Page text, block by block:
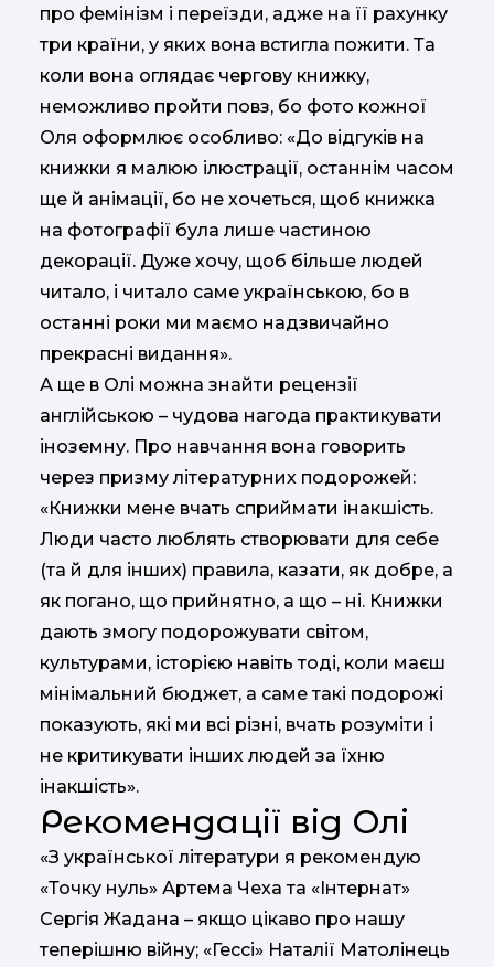
про фемінізм і переїзди, адже на її рахунку
три країни, у яких вона встигла пожити. Та
коли вона оглядає чергову книжку,
неможливо пройти повз, бо фото кожної
Оля оформлює особливо: «До відгуків на
книжки я малюю ілюстрації, останнім часом
ще й анімації, бо не хочеться, щоб книжка
на фотографії була лише частиною
декорації. Дуже хочу, щоб більше людей
читало, і читало саме українською, бо в
останні роки ми маємо надзвичайно
прекрасні видання».
А ще в Олі можна знайти рецензії
англійською – чудова нагода практикувати
іноземну. Про навчання вона говорить
через призму літературних подорожей:
«Книжки мене вчать сприймати інакшість.
Люди часто люблять створювати для себе
(та й для інших) правила, казати, як добре, а
як погано, що прийнятно, а що – ні. Книжки
дають змогу подорожувати світом,
культурами, історією навіть тоді, коли маєш
мінімальний бюджет, а саме такі подорожі
показують, які ми всі різні, вчать розуміти і
не критикувати інших людей за їхню
інакшість».
Рекомендації від Олі
«З української літератури я рекомендую
«Точку нуль» Артема Чеха та «Інтернат»
Сергія Жадана – якщо цікаво про нашу
теперішню війну; «Гессі» Наталії Матолінець